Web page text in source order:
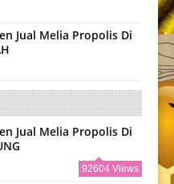
Jual Melia Propolis Di
Jual Melia Propolis Di
92604 Views